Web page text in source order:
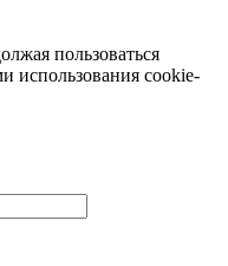
пользоваться
cookie-